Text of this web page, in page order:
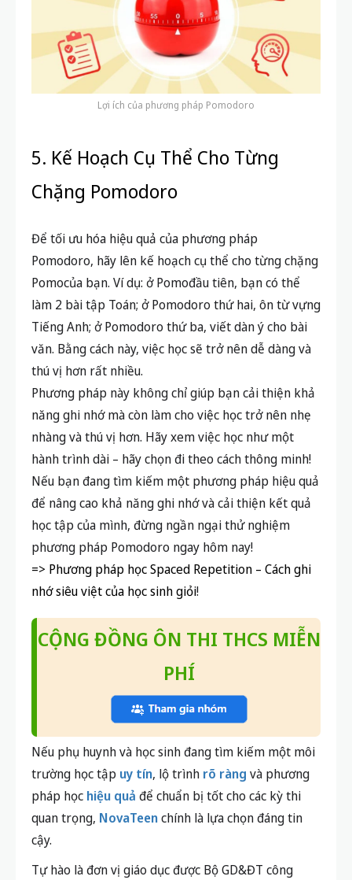
Lợi ích của phương pháp Pomodoro
5. Kế Hoạch Cụ Thể Cho Từng
Chặng Pomodoro
Để tối ưu hóa hiệu quả của phương pháp
Pomodoro, hãy lên kế hoạch cụ thể cho từng chặng
Pomocủa bạn. Ví dụ: ở Pomođầu tiên, bạn có thể
làm 2 bài tập Toán; ở Pomodoro thứ hai, ôn từ vựng
Tiếng Anh; ở Pomodoro thứ ba, viết dàn ý cho bài
văn. Bằng cách này, việc học sẽ trở nên dễ dàng và
thú vị hơn rất nhiều.
Phương pháp này không chỉ giúp bạn cải thiện khả
năng ghi nhớ mà còn làm cho việc học trở nên nhẹ
nhàng và thú vị hơn. Hãy xem việc học như một
hành trình dài – hãy chọn đi theo cách thông minh!
Nếu bạn đang tìm kiếm một phương pháp hiệu quả
để nâng cao khả năng ghi nhớ và cải thiện kết quả
học tập của mình, đừng ngần ngại thử nghiệm
phương pháp Pomodoro ngay hôm nay!
=> Phương pháp học Spaced Repetition – Cách ghi
nhớ siêu việt của học sinh giỏi!
CỘNG ĐỒNG ÔN THI THCS MIỄN
PHÍ
Nếu phụ huynh và học sinh đang tìm kiếm một môi
trường học tập uy tín, lộ trình rõ ràng và phương
pháp học hiệu quả để chuẩn bị tốt cho các kỳ thi
quan trọng, NovaTeenchính là lựa chọn đáng tin
cậy.
Tự hào là đơn vị giáo dục được Bộ GD&ĐT công